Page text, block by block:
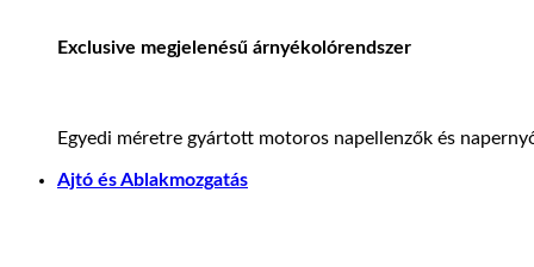
Exclusive megjelenésű árnyékolórendszer
Egyedi méretre gyártott motoros napellenzők és
Ajtó és Ablakmozgatás